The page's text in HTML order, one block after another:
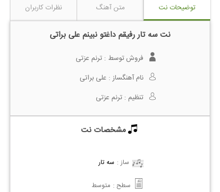
توضیحات نت متن آهنگ نظرات کاربران
نت سه تار رفیقم داغتو نبینم علی براتی
فروش توسط : ترنم عزتی
نام آهنگساز : علی براتی
تنظیم : ترنم عزتی
مشخصات نت
ساز : سه تار
سطح : متوسط